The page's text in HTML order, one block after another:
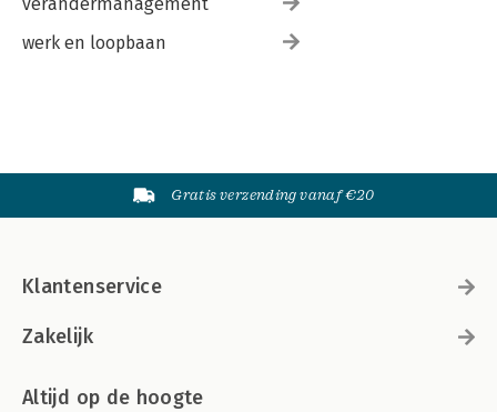
werk en loopbaan
Gratis verzending vanaf €20
Klantenservice
Zakelijk
Altijd op de hoogte